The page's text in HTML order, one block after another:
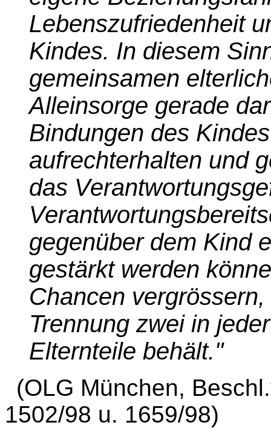
Lebenszufriedenheit
Kindes. In diesem
gemeinsamen
Alleinsorge gerade
Bindungen des
aufrechterhalten und
das
gegenüber dem Kind
gestärkt werden
Chancen
Trennung zwei in
Elternteile behält."
(OLG München,
1502/98 u. 1659/98)